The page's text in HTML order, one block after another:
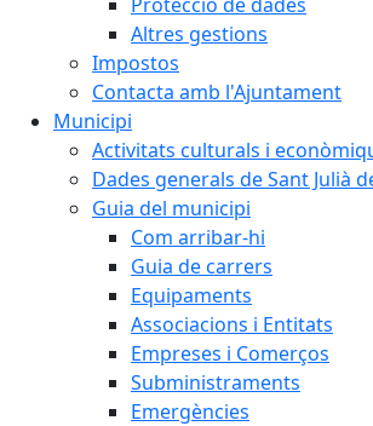
Altres gestions
Impostos
Contacta amb l'Ajuntament
Municipi
Activitats culturals i
Dades generals de Sant Julià
Guia del municipi
Com arribar-hi
Guia de carrers
Equipaments
Associacions i Entitats
Empreses i Comerços
Subministraments
Emergències